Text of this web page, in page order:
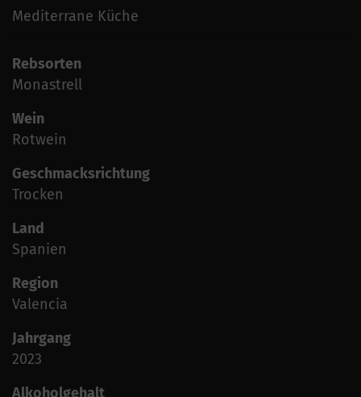
Mediterrane Küche
Rebsorten
Monastrell
Wein
Rotwein
Geschmacksrichtung
Trocken
Land
Spanien
Region
Valencia
Jahrgang
2023
Alkoholgehalt